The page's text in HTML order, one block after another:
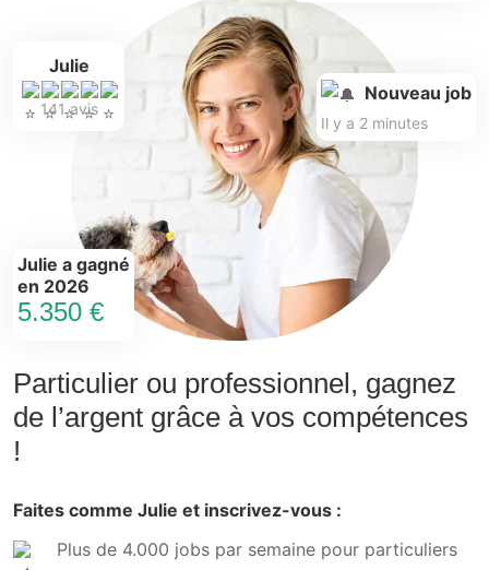
Particulier ou professionnel, gagnez
de l’argent grâce à vos compétences
!
Faites comme Julie et inscrivez-vous :
Plus de 4.000 jobs par semaine pour particuliers
Julie
141 avis
Julie a gagné
en 2026
5.350 €
Nouveau job
Il y a 2 minutes